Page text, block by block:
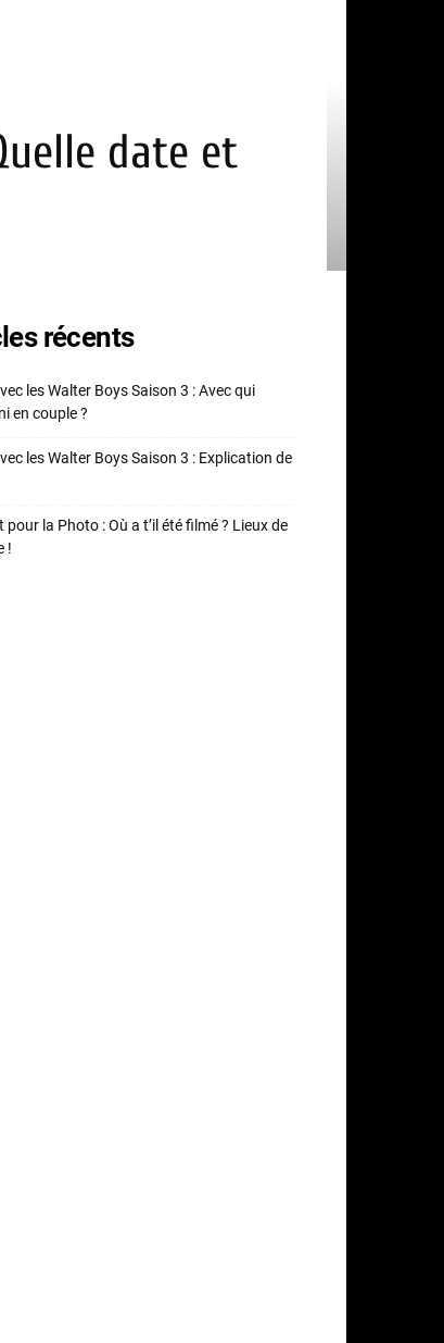
date et
récents
les Walter Boys Saison 3 : Avec qui
en couple ?
les Walter Boys Saison 3 : Explication de
pour la Photo : Où a t’il été filmé ? Lieux de
!